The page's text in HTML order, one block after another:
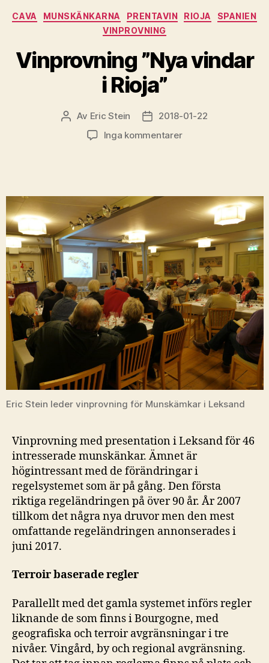
Kategorier
CAVA MUNSKÄNKARNA PRENTAVIN RIOJA
SPANIEN
VINPROVNING
Vinprovning ”Nya vindar
i Rioja”
Inläggsförfattare
Av Eric Stein Inläggsdatum
2018-01-22
Inga kommentarertill
Rioja”
Eric Stein leder vinprovning för Munskämkar i Leksand
Vinprovning med presentation i Leksand för 46
intresserade munskänkar. Ämnet är
högintressant med de förändringar i
regelsystemet som är på gång. Den första
riktiga regeländringen på över 90 år. År 2007
tillkom det några nya druvor men den mest
omfattande regeländringen annonserades i
juni 2017.
Terroir baserade regler
Parallellt med det gamla systemet införs regler
liknande de som finns i Bourgogne, med
geografiska och terroir avgränsningar i tre
nivåer. Vingård, by och regional avgränsning.